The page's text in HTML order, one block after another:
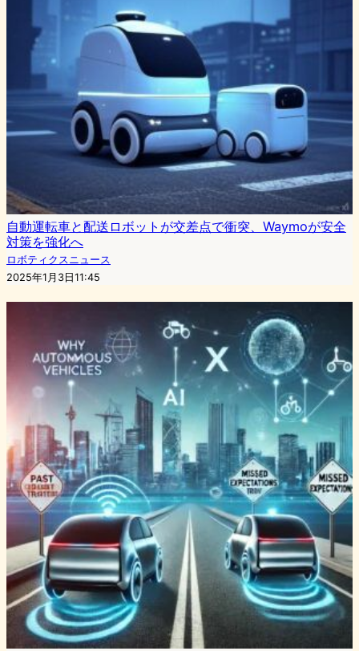
自動運転車と配送ロボットが交差点で衝突、Waymoが安全
対策を強化へ
ロボティクスニュース
2025年1月3日11:45